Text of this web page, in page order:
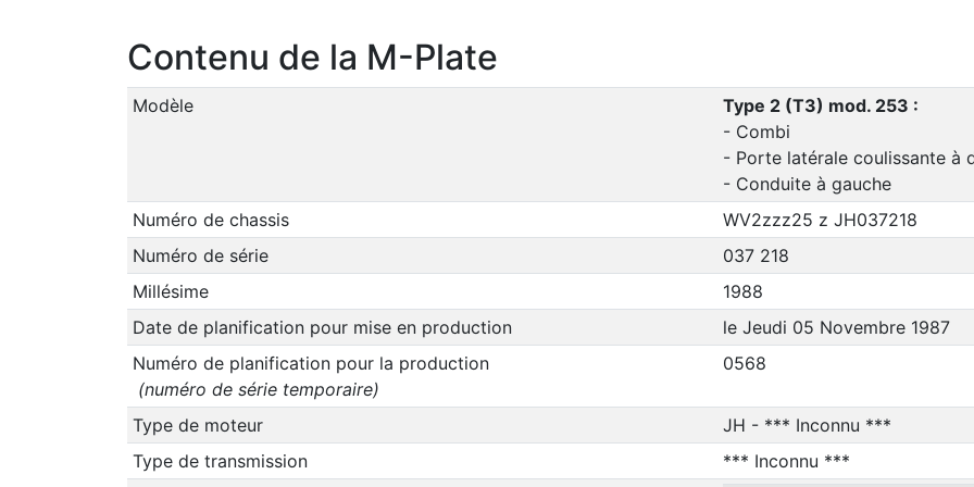
Contenu de la M-Plate
Modèle
Type 2 (T3) mod. 253 :
- Combi
- Porte latérale coulissante à
- Conduite à gauche
Numéro de chassis
WV2zzz25 z JH037218
Numéro de série
037 218
Millésime
1988
Date de planification pour mise en production
le Jeudi 05 Novembre 1987
Numéro de planification pour la production
(numéro de série temporaire)
0568
Type de moteur
JH - *** Inconnu ***
Type de transmission
*** Inconnu ***